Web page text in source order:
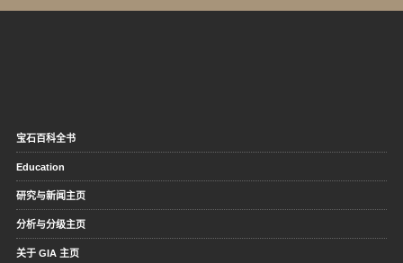
宝石百科全书
Education
研究与新闻主页
分析与分级主页
关于 GIA 主页